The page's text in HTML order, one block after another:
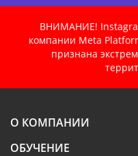
ВНИМАНИЕ!
компании Meta
признана
О КОМПАНИИ
ОБУЧЕНИЕ